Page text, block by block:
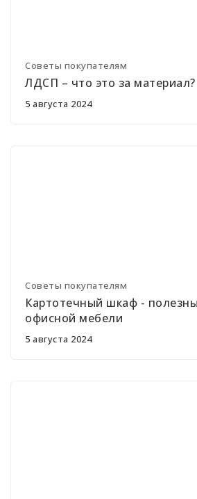
Советы покупателям
ЛДСП – что это за материал?
5 августа 2024
Советы покупателям
Картотечный шкаф -
офисной мебели
5 августа 2024